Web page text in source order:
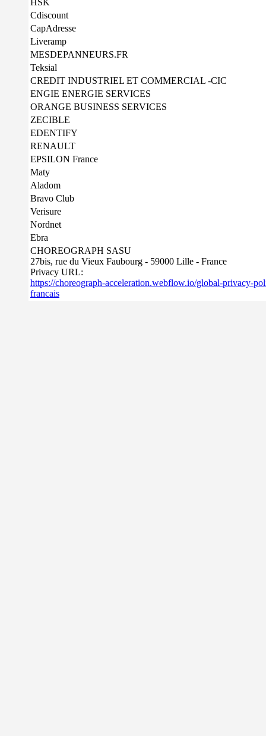
HSK
Cdiscount
CapAdresse
Liveramp
MESDEPANNEURS.FR
Teksial
CREDIT INDUSTRIEL ET COMMERCIAL -CIC
ENGIE ENERGIE SERVICES
ORANGE BUSINESS SERVICES
ZECIBLE
EDENTIFY
RENAULT
EPSILON France
Maty
Aladom
Bravo Club
Verisure
Nordnet
Ebra
CHOREOGRAPH SASU
27bis, rue du Vieux Faubourg - 59000 Lille - France
Privacy URL:
https://choreograph-acceleration.webflow.io/global-privacy-
francais